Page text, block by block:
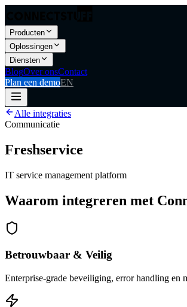
Producten
Oplossingen
Diensten
BlogOver onsContact
Plan een demoEN
Alle integraties
Communicatie
Freshservice
IT service management platform
Waarom integreren met
Betrouwbaar & Veilig
Enterprise-grade beveiliging, error handling en